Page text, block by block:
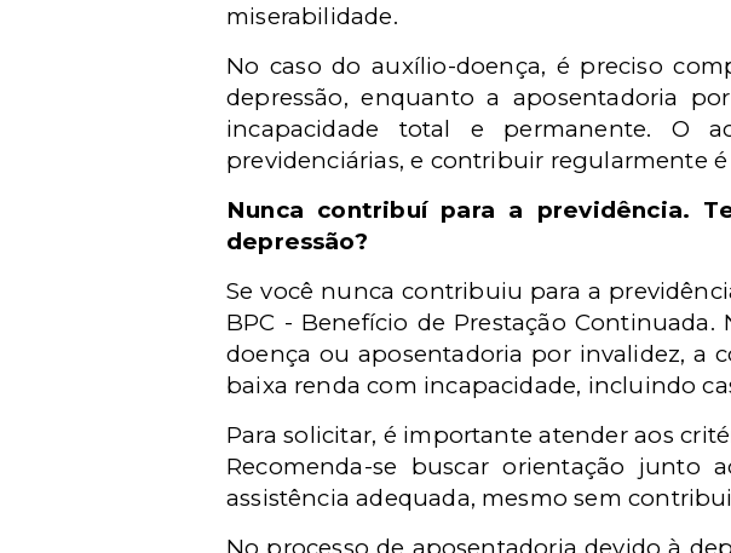
miserabilidade.
No caso do auxílio-doença, é preciso
depressão, enquanto a aposentadoria
incapacidade total e permanente. O
previdenciárias, e contribuir regularmente
Nunca contribuí para a previdência.
depressão?
Se você nunca contribuiu para a
BPC - Benefício de Prestação
doença ou aposentadoria por invalidez, a
baixa renda com incapacidade, incluindo
Para solicitar, é importante atender aos
Recomenda-se buscar orientação junto
assistência adequada, mesmo sem